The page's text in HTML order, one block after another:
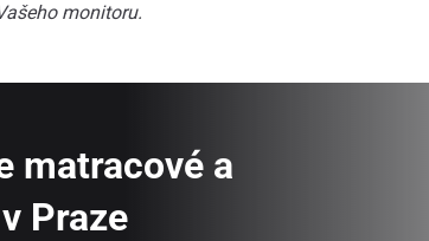
monitoru.
matracové a
Praze